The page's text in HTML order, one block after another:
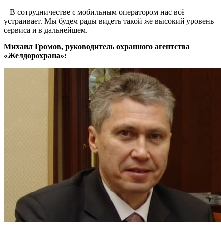
– В сотрудничестве с мобильным оператором нас всё
устраивает. Мы будем рады видеть такой же высокий уровень
сервиса и в дальнейшем.
Михаил Громов, руководитель охранного агентства
«Желдорохрана»: